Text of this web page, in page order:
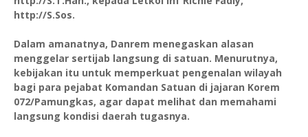
http://S.Sos.
Dalam amanatnya, Danrem menegaskan alasan
menggelar sertijab langsung di satuan. Menurutnya,
kebijakan itu untuk memperkuat pengenalan wilayah
bagi para pejabat Komandan Satuan di jajaran Korem
072/Pamungkas, agar dapat melihat dan memahami
langsung kondisi daerah tugasnya.